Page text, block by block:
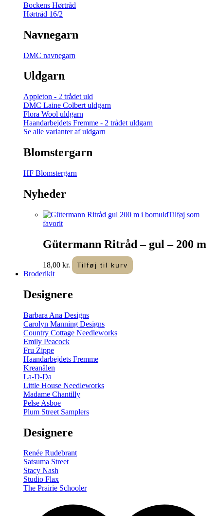
Bockens Hørtråd
Hørtråd 16/2
Navnegarn
DMC navnegarn
Uldgarn
Appleton - 2 trådet uld
DMC Laine Colbert uldgarn
Flora Wool uldgarn
Haandarbejdets Fremme - 2 trådet uldgarn
Se alle varianter af uldgarn
Blomstergarn
HF Blomstergarn
Nyheder
Tilføj som
favorit
Gütermann Ritråd – gul – 200 m
18,00 kr. Tilføj til kurv
Broderikit
Designere
Barbara Ana Designs
Carolyn Manning Designs
Country Cottage Needleworks
Emily Peacock
Fru Zippe
Haandarbejdets Fremme
Kreanålen
La-D-Da
Little House Needleworks
Madame Chantilly
Pelse Asboe
Plum Street Samplers
Designere
Renée Rudebrant
Satsuma Street
Stacy Nash
Studio Flax
The Prairie Schooler